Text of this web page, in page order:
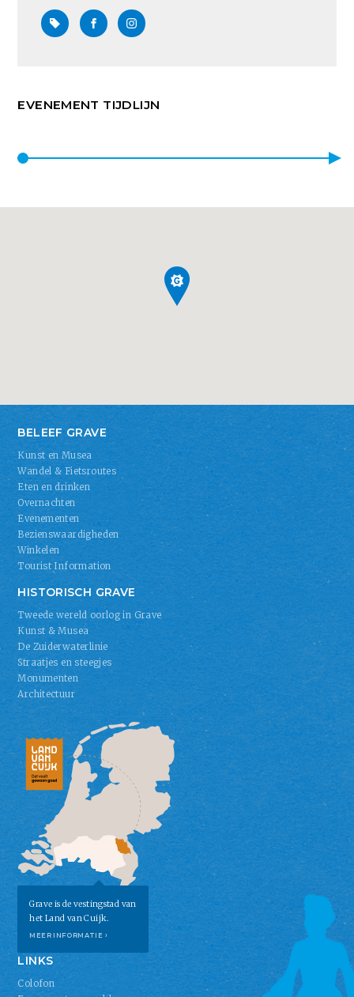
EVENEMENT TIJDLIJN
BELEEF GRAVE
Kunst en Musea
Wandel & Fietsroutes
Eten en drinken
Overnachten
Evenementen
Bezienswaardigheden
Winkelen
Tourist Information
HISTORISCH GRAVE
Tweede wereld oorlog in Grave
Kunst & Musea
De Zuiderwaterlinie
Straatjes en steegjes
Monumenten
Architectuur
Grave is de vestingstad van
het Land van Cuijk.
MEER INFORMATIE ›
LINKS
Colofon